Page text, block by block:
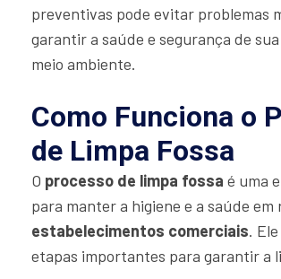
preventivas pode evitar problemas
garantir a saúde e segurança de
meio ambiente.
Como Funciona o
de Limpa Fossa
O processo de limpa fossa é uma
para manter a higiene e a saúde em
estabelecimentos comerciais.
etapas importantes para garantir a